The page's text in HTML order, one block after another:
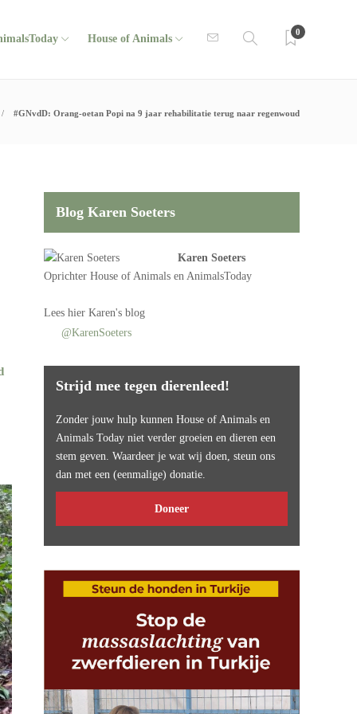
House of Animals
0
#GNvdD: Orang-oetan Popi na 9 jaar rehabilitatie terug naar regenwoud
Blog Karen Soeters
Karen Soeters
OprichterHouse of Animals en AnimalsToday
Leeshier Karen's blog
@KarenSoeters
Strijd mee tegen dierenleed!
Zonder jouw hulp kunnen House of Animals en
Animals Today niet verder groeien en dieren een
stem geven. Waardeer je wat wij doen, steun ons
dan met een (eenmalige) donatie.
Doneer